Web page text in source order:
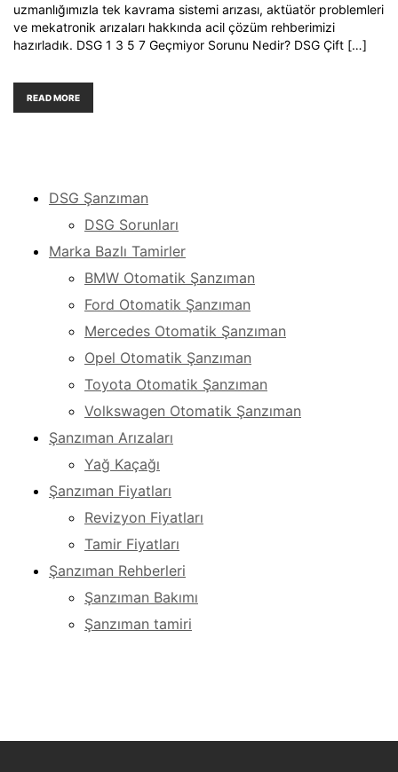
uzmanlığımızla tek kavrama sistemi arızası, aktüatör problemleri
ve mekatronik arızaları hakkında acil çözüm rehberimizi
hazırladık. DSG 1 3 5 7 Geçmiyor Sorunu Nedir? DSG Çift […]
READ MORE
DSG Şanzıman
DSG Sorunları
Marka Bazlı Tamirler
BMW Otomatik Şanzıman
Ford Otomatik Şanzıman
Mercedes Otomatik Şanzıman
Opel Otomatik Şanzıman
Toyota Otomatik Şanzıman
Volkswagen Otomatik Şanzıman
Şanzıman Arızaları
Yağ Kaçağı
Şanzıman Fiyatları
Revizyon Fiyatları
Tamir Fiyatları
Şanzıman Rehberleri
Şanzıman Bakımı
Şanzıman tamiri